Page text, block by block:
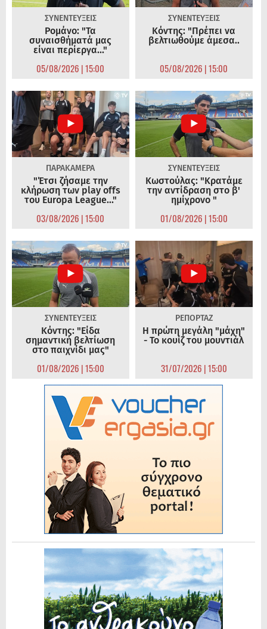
ΣΥΝΕΝΤΕΥΞΕΙΣ
Ρομάνο: "Τα
συναισθήματά μας
είναι περίεργα..."
05/08/2026 | 15:00
ΣΥΝΕΝΤΕΥΞΕΙΣ
Κόντης: "Πρέπει να
βελτιωθούμε άμεσα..
05/08/2026 | 15:00
ΠΑΡΑΚΑΜΕΡΑ
"Έτσι ζήσαμε την
κλήρωση των play offs
του Europa League..."
03/08/2026 | 15:00
ΣΥΝΕΝΤΕΥΞΕΙΣ
Κωστούλας: "Κρατάμε
την αντίδραση στο β'
ημίχρονο "
01/08/2026 | 15:00
ΣΥΝΕΝΤΕΥΞΕΙΣ
Κόντης: "Είδα
σημαντική βελτίωση
στο παιχνίδι μας"
01/08/2026 | 15:00
ΡΕΠΟΡΤΑΖ
Η πρώτη μεγάλη "μάχη"
- Το κουίζ του μουντιάλ
31/07/2026 | 15:00